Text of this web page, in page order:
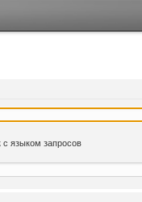
с языком запросов